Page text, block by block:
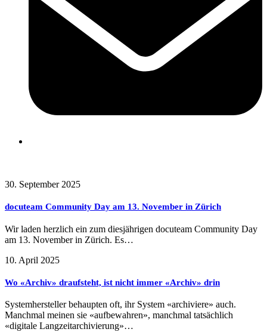
30. September 2025
docuteam Community Day am 13. November in Zürich
Wir laden herzlich ein zum diesjährigen docuteam Community Day
am 13. November in Zürich. Es…
10. April 2025
Wo «Archiv» draufsteht, ist nicht immer «Archiv» drin
Systemhersteller behaupten oft, ihr System «archiviere» auch.
Manchmal meinen sie «aufbewahren», manchmal tatsächlich
«digitale Langzeitarchivierung»…